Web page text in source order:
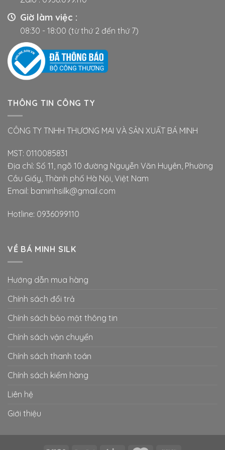
Giờ làm việc :
08:30 - 18:00 (từ thứ 2 đến thứ 7)
THÔNG TIN CÔNG TY
CÔNG TY TNHH THƯƠNG MAI VÀ SẢN XUẤT BÁ MINH
MST: 0110085831
Địa chỉ: Số 11, ngõ 10 đường Nguyễn Văn Huyên, Phường
Cầu Giấy, Thành phố Hà Nội, Việt Nam
Email: baminhsilk@gmail.com
Hotline: 0936099110
VỀ BÁ MINH SILK
Hướng dẫn mua hàng
Chính sách đổi trả
Chính sách bảo mật thông tin
Chính sách vận chuyển
Chính sách thanh toán
Chính sách kiểm hàng
Liên hệ
Giới thiệu